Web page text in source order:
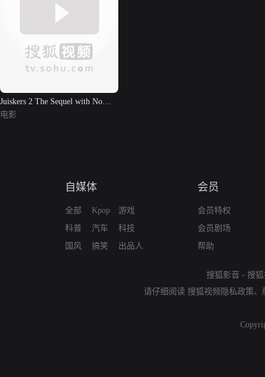
Juiskers 2 The Sequel with No
Prequel
电影
自媒体
全部
科普
国风
Kpop
汽车
搞笑
游戏
科技
出品人
会员
会员特权
会员剧场
帮助
搜狐影音 - 搜
请仔细阅读 搜狐视频隐私政策、